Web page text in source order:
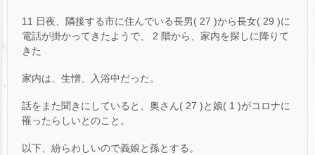
11 日夜、隣接する市に住んでいる長男( 27 )から長女( 29 )に
電話が掛かってきたようで、 2 階から、家内を探しに降りて
きた
家内は、生憎、入浴中だった。
話をまた聞きにしていると、奥さん( 27 )と娘( 1 )がコロナに
罹ったらしいとのこと。
以下、紛らわしいので義娘と孫とする。